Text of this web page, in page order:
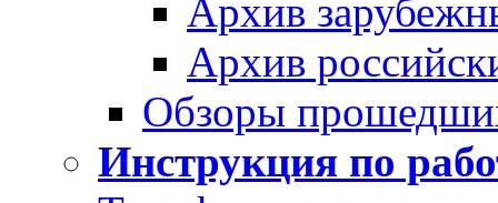
Архив
Архив
Обзоры
Инструкция по